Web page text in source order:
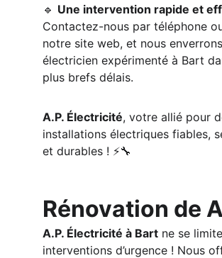
🔹 Une intervention rapide et
Contactez-nous par téléphone
notre site web, et nous
électricien expérimenté à Bart
plus brefs délais.
A.P. Électricité, votre allié pour
installations électriques fiables,
et durables ! ⚡🔧
Rénovation de
A.P. Électricité à Bart ne se
interventions d’urgence ! Nous